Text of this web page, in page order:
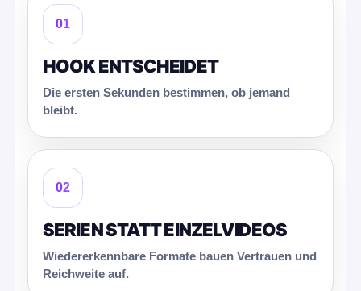
01
HOOK ENTSCHEIDET
Die ersten Sekunden bestimmen, ob jemand
bleibt.
02
SERIEN STATT EINZELVIDEOS
Wiedererkennbare Formate bauen Vertrauen und
Reichweite auf.